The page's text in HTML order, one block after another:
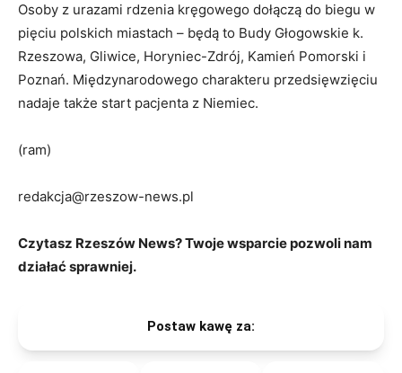
Osoby z urazami rdzenia kręgowego dołączą do biegu w
pięciu polskich miastach – będą to Budy Głogowskie k.
Rzeszowa, Gliwice, Horyniec-Zdrój, Kamień Pomorski i
Poznań. Międzynarodowego charakteru przedsięwzięciu
nadaje także start pacjenta z Niemiec.
(ram)
redakcja@rzeszow-news.pl
Czytasz Rzeszów News? Twoje wsparcie pozwoli nam
działać sprawniej.
Postaw kawę za: